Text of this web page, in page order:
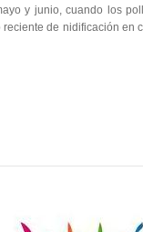
y junio, cuando los
de nidificación